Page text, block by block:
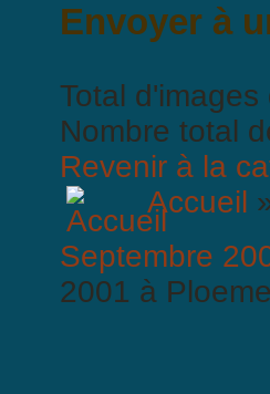
BBCode est
Envoyer à
Total
Nombre total
Revenir à la
Accueil
Septembre
2001 à